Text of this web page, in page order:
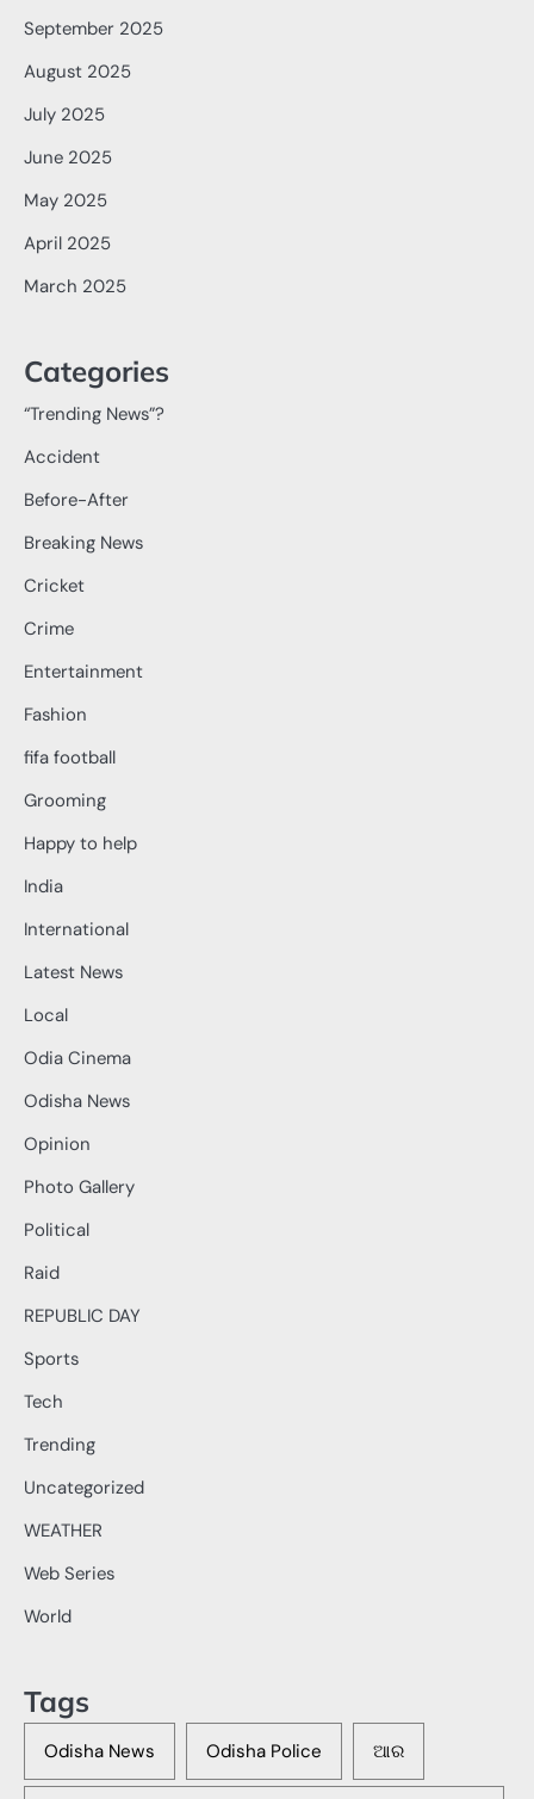
September 2025
August 2025
July 2025
June 2025
May 2025
April 2025
March 2025
Categories
“Trending News”?
Accident
Before-After
Breaking News
Cricket
Crime
Entertainment
Fashion
fifa football
Grooming
Happy to help
India
International
Latest News
Local
Odia Cinema
Odisha News
Opinion
Photo Gallery
Political
Raid
REPUBLIC DAY
Sports
Tech
Trending
Uncategorized
WEATHER
Web Series
World
Tags
Odisha News Odisha Police ଆର